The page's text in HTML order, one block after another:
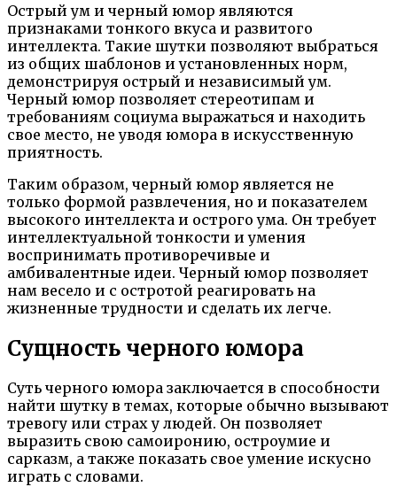
Острый ум и черный юмор являются
признаками тонкого вкуса и развитого
интеллекта. Такие шутки позволяют выбраться
из общих шаблонов и установленных норм,
демонстрируя острый и независимый ум.
Черный юмор позволяет стереотипам и
требованиям социума выражаться и находить
свое место, не уводя юмора в искусственную
приятность.
Таким образом, черный юмор является не
только формой развлечения, но и показателем
высокого интеллекта и острого ума. Он требует
интеллектуальной тонкости и умения
воспринимать противоречивые и
амбивалентные идеи. Черный юмор позволяет
нам весело и с остротой реагировать на
жизненные трудности и сделать их легче.
Сущность черного юмора
Суть черного юмора заключается в способности
найти шутку в темах, которые обычно вызывают
тревогу или страх у людей. Он позволяет
выразить свою самоиронию, остроумие и
сарказм, а также показать свое умение искусно
играть с словами.